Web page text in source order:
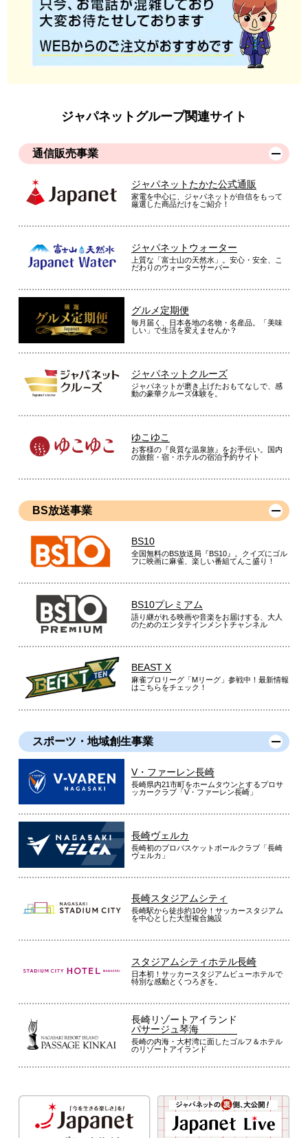
ジャパネットグループ関連サイト
通信販売事業
ジャパネットたかた公式通販
家電を中心に、ジャパネットが自信をもって
厳選した商品だけをご紹介！
ジャパネットウォーター
上質な「富士山の天然水」。安心・安全、こ
だわりのウォーターサーバー
グルメ定期便
毎月届く、日本各地の名物・名産品。「美味
しい」で生活を変えませんか？
ジャパネットクルーズ
ジャパネットが磨き上げたおもてなしで、感
動の豪華クルーズ体験を。
ゆこゆこ
お客様の『良質な温泉旅』をお手伝い。国内
の旅館・宿・ホテルの宿泊予約サイト
BS放送事業
BS10
全国無料のBS放送局『BS10』。クイズにゴル
フに映画に麻雀、楽しい番組てんこ盛り！
BS10プレミアム
語り継がれる映画や音楽をお届けする、大人
のためのエンタテインメントチャンネル
BEAST X
麻雀プロリーグ「Mリーグ」参戦中！最新情報
はこちらをチェック！
スポーツ・地域創生事業
V・ファーレン長崎
長崎県内21市町をホームタウンとするプロサ
ッカークラブ「V・ファーレン長崎」
長崎ヴェルカ
長崎初のプロバスケットボールクラブ「長崎
ヴェルカ」
長崎スタジアムシティ
長崎駅から徒歩約10分！サッカースタジアム
を中心とした大型複合施設
スタジアムシティホテル長崎
日本初！サッカースタジアムビューホテルで
特別な感動とくつろぎを。
長崎リゾートアイランド
パサージュ琴海
長崎の内海・大村湾に面したゴルフ＆ホテル
のリゾートアイランド